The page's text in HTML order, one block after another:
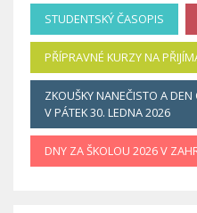
STUDENTSKÝ ČASOPIS
PŘÍPRAVNÉ KURZY NA
ZKOUŠKY NANEČISTO A DEN
V PÁTEK 30. LEDNA 2026
DNY ZA ŠKOLOU 2026 V